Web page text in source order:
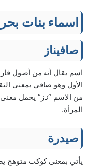
اسماء بنات
صافيناز
اسم يقال أنه من أصول
الأول وهو صافي بمعنى
من الاسم “ناز” يحمل معنى
المرأة.
صيدرة
يأتي بمعنى كوكب متوهج